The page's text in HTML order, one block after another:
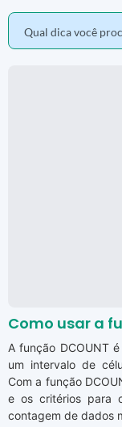
Como usar a
A função DCOUNT
um intervalo de
Com a função
e os critérios para
contagem de dados